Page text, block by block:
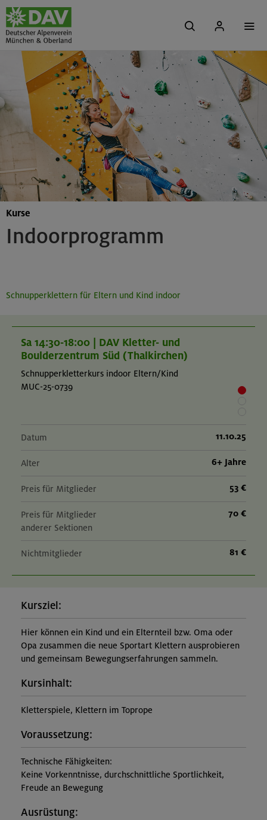
Indoorprogramm
Kurse
Schnupperklettern für Eltern und Kind indoor
Sa 14:30-18:00 | DAV Kletter- und
Boulderzentrum Süd (Thalkirchen)
Schnupperkletterkurs indoor Eltern/Kind
MUC-25-0739
Datum 11.10.25
Alter 6+ Jahre
Preis für Mitglieder 53 €
Preis für Mitglieder
anderer Sektionen
70 €
Nichtmitglieder 81 €
Kursziel:
Hier können ein Kind und ein Elternteil bzw. Oma oder
Opa zusammen die neue Sportart Klettern ausprobieren
und gemeinsam Bewegungserfahrungen sammeln.
Kursinhalt:
Kletterspiele, Klettern im Toprope
Voraussetzung:
Technische Fähigkeiten:
Keine Vorkenntnisse, durchschnittliche Sportlichkeit,
Freude an Bewegung
Ausrüstung: